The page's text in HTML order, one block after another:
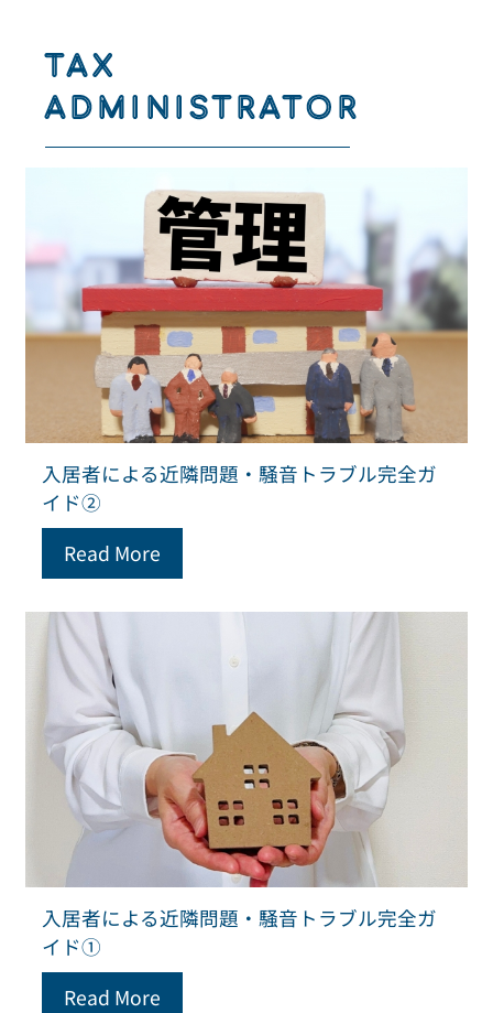
TAX
ADMINISTRATOR
入居者による近隣問題・騒音トラブル完全ガ
イド②
Read More
入居者による近隣問題・騒音トラブル完全ガ
イド①
Read More